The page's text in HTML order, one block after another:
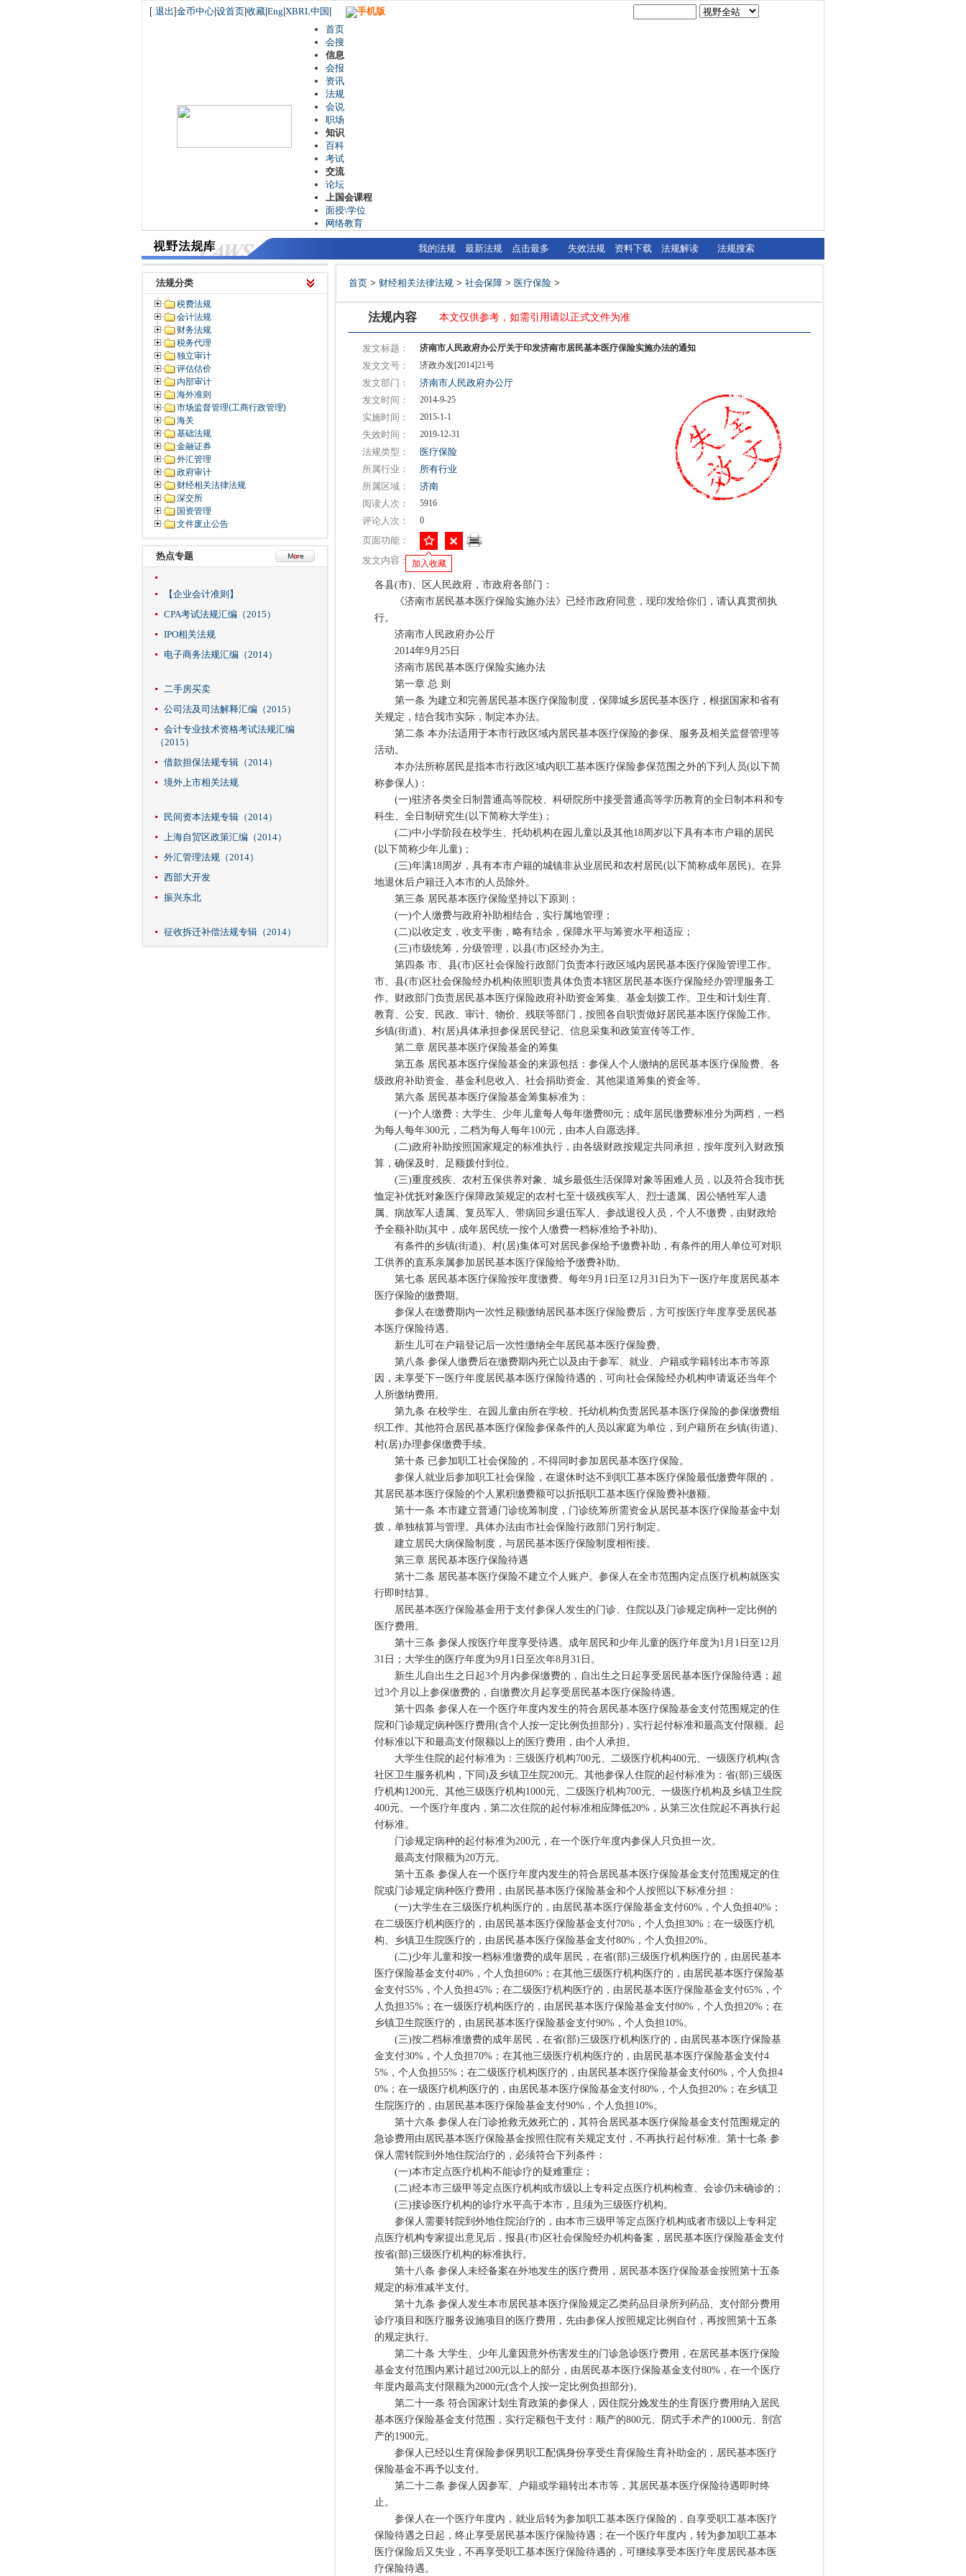
[ 退出]金币中心 设首页 收藏 Eng XBRL中国
手机版
首页
会搜
信息
会报
资讯
法规
会说
职场
知识
百科
考试
交流
论坛
上国会课程
面授\学位
网络教育
我的法规 最新法规 点击最多 失效法规 资料下载 法规解读 法规搜索
法规分类
税费法规
会计法规
财务法规
税务代理
独立审计
评估估价
内部审计
海外准则
市场监督管理(工商行政管理)
海关
基础法规
金融证券
外汇管理
政府审计
财经相关法律法规
深交所
国资管理
文件废止公告
热点专题
【企业会计准则】
CPA考试法规汇编（2015）
IPO相关法规
电子商务法规汇编（2014）
二手房买卖
公司法及司法解释汇编（2015）
会计专业技术资格考试法规汇编
（2015）
借款担保法规专辑（2014）
境外上市相关法规
民间资本法规专辑（2014）
上海自贸区政策汇编（2014）
外汇管理法规（2014）
西部大开发
振兴东北
征收拆迁补偿法规专辑（2014）
首页 > 财经相关法律法规 > 社会保障 > 医疗保险 >
法规内容 本文仅供参考，如需引用请以正式文件为准
发文标题： 济南市人民政府办公厅关于印发济南市居民基本医疗保险实施办法的通知
发文文号： 济政办发[2014]21号
发文部门：
济南市人民政府办公厅
发文时间：
2014-9-25
实施时间： 2015-1-1
失效时间： 2019-12-31
法规类型：
医疗保险
所属行业：
所有行业
所属区域：
济南
阅读人次：
5916
评论人次： 0
页面功能：
加入收藏
发文内容：
各县(市)、区人民政府，市政府各部门：
《济南市居民基本医疗保险实施办法》已经市政府同意，现印发给你们，请认真贯彻执
行。
济南市人民政府办公厅
2014年9月25日
济南市居民基本医疗保险实施办法
第一章 总 则
第一条 为建立和完善居民基本医疗保险制度，保障城乡居民基本医疗，根据国家和省有
关规定，结合我市实际，制定本办法。
第二条 本办法适用于本市行政区域内居民基本医疗保险的参保、服务及相关监督管理等
活动。
本办法所称居民是指本市行政区域内职工基本医疗保险参保范围之外的下列人员(以下简
称参保人)：
(一)驻济各类全日制普通高等院校、科研院所中接受普通高等学历教育的全日制本科和专
科生、全日制研究生(以下简称大学生)；
(二)中小学阶段在校学生、托幼机构在园儿童以及其他18周岁以下具有本市户籍的居民
(以下简称少年儿童)；
(三)年满18周岁，具有本市户籍的城镇非从业居民和农村居民(以下简称成年居民)。在异
地退休后户籍迁入本市的人员除外。
第三条 居民基本医疗保险坚持以下原则：
(一)个人缴费与政府补助相结合，实行属地管理；
(二)以收定支，收支平衡，略有结余，保障水平与筹资水平相适应；
(三)市级统筹，分级管理，以县(市)区经办为主。
第四条 市、县(市)区社会保险行政部门负责本行政区域内居民基本医疗保险管理工作。
市、县(市)区社会保险经办机构依照职责具体负责本辖区居民基本医疗保险经办管理服务工
作。财政部门负责居民基本医疗保险政府补助资金筹集、基金划拨工作。卫生和计划生育、
教育、公安、民政、审计、物价、残联等部门，按照各自职责做好居民基本医疗保险工作。
乡镇(街道)、村(居)具体承担参保居民登记、信息采集和政策宣传等工作。
第二章 居民基本医疗保险基金的筹集
第五条 居民基本医疗保险基金的来源包括：参保人个人缴纳的居民基本医疗保险费、各
级政府补助资金、基金利息收入、社会捐助资金、其他渠道筹集的资金等。
第六条 居民基本医疗保险基金筹集标准为：
(一)个人缴费：大学生、少年儿童每人每年缴费80元；成年居民缴费标准分为两档，一档
为每人每年300元，二档为每人每年100元，由本人自愿选择。
(二)政府补助按照国家规定的标准执行，由各级财政按规定共同承担，按年度列入财政预
算，确保及时、足额拨付到位。
(三)重度残疾、农村五保供养对象、城乡最低生活保障对象等困难人员，以及符合我市抚
恤定补优抚对象医疗保障政策规定的农村七至十级残疾军人、烈士遗属、因公牺牲军人遗
属、病故军人遗属、复员军人、带病回乡退伍军人、参战退役人员，个人不缴费，由财政给
予全额补助(其中，成年居民统一按个人缴费一档标准给予补助)。
有条件的乡镇(街道)、村(居)集体可对居民参保给予缴费补助，有条件的用人单位可对职
工供养的直系亲属参加居民基本医疗保险给予缴费补助。
第七条 居民基本医疗保险按年度缴费。每年9月1日至12月31日为下一医疗年度居民基本
医疗保险的缴费期。
参保人在缴费期内一次性足额缴纳居民基本医疗保险费后，方可按医疗年度享受居民基
本医疗保险待遇。
新生儿可在户籍登记后一次性缴纳全年居民基本医疗保险费。
第八条 参保人缴费后在缴费期内死亡以及由于参军、就业、户籍或学籍转出本市等原
因，未享受下一医疗年度居民基本医疗保险待遇的，可向社会保险经办机构申请返还当年个
人所缴纳费用。
第九条 在校学生、在园儿童由所在学校、托幼机构负责居民基本医疗保险的参保缴费组
织工作。其他符合居民基本医疗保险参保条件的人员以家庭为单位，到户籍所在乡镇(街道)、
村(居)办理参保缴费手续。
第十条 已参加职工社会保险的，不得同时参加居民基本医疗保险。
参保人就业后参加职工社会保险，在退休时达不到职工基本医疗保险最低缴费年限的，
其居民基本医疗保险的个人累积缴费额可以折抵职工基本医疗保险费补缴额。
第十一条 本市建立普通门诊统筹制度，门诊统筹所需资金从居民基本医疗保险基金中划
拨，单独核算与管理。具体办法由市社会保险行政部门另行制定。
建立居民大病保险制度，与居民基本医疗保险制度相衔接。
第三章 居民基本医疗保险待遇
第十二条 居民基本医疗保险不建立个人账户。参保人在全市范围内定点医疗机构就医实
行即时结算。
居民基本医疗保险基金用于支付参保人发生的门诊、住院以及门诊规定病种一定比例的
医疗费用。
第十三条 参保人按医疗年度享受待遇。成年居民和少年儿童的医疗年度为1月1日至12月
31日；大学生的医疗年度为9月1日至次年8月31日。
新生儿自出生之日起3个月内参保缴费的，自出生之日起享受居民基本医疗保险待遇；超
过3个月以上参保缴费的，自缴费次月起享受居民基本医疗保险待遇。
第十四条 参保人在一个医疗年度内发生的符合居民基本医疗保险基金支付范围规定的住
院和门诊规定病种医疗费用(含个人按一定比例负担部分)，实行起付标准和最高支付限额。起
付标准以下和最高支付限额以上的医疗费用，由个人承担。
大学生住院的起付标准为：三级医疗机构700元、二级医疗机构400元、一级医疗机构(含
社区卫生服务机构，下同)及乡镇卫生院200元。其他参保人住院的起付标准为：省(部)三级医
疗机构1200元、其他三级医疗机构1000元、二级医疗机构700元、一级医疗机构及乡镇卫生院
400元。一个医疗年度内，第二次住院的起付标准相应降低20%，从第三次住院起不再执行起
付标准。
门诊规定病种的起付标准为200元，在一个医疗年度内参保人只负担一次。
最高支付限额为20万元。
第十五条 参保人在一个医疗年度内发生的符合居民基本医疗保险基金支付范围规定的住
院或门诊规定病种医疗费用，由居民基本医疗保险基金和个人按照以下标准分担：
(一)大学生在三级医疗机构医疗的，由居民基本医疗保险基金支付60%，个人负担40%；
在二级医疗机构医疗的，由居民基本医疗保险基金支付70%，个人负担30%；在一级医疗机
构、乡镇卫生院医疗的，由居民基本医疗保险基金支付80%，个人负担20%。
(二)少年儿童和按一档标准缴费的成年居民，在省(部)三级医疗机构医疗的，由居民基本
医疗保险基金支付40%，个人负担60%；在其他三级医疗机构医疗的，由居民基本医疗保险基
金支付55%，个人负担45%；在二级医疗机构医疗的，由居民基本医疗保险基金支付65%，个
人负担35%；在一级医疗机构医疗的，由居民基本医疗保险基金支付80%，个人负担20%；在
乡镇卫生院医疗的，由居民基本医疗保险基金支付90%，个人负担10%。
(三)按二档标准缴费的成年居民，在省(部)三级医疗机构医疗的，由居民基本医疗保险基
金支付30%，个人负担70%；在其他三级医疗机构医疗的，由居民基本医疗保险基金支付4
5%，个人负担55%；在二级医疗机构医疗的，由居民基本医疗保险基金支付60%，个人负担4
0%；在一级医疗机构医疗的，由居民基本医疗保险基金支付80%，个人负担20%；在乡镇卫
生院医疗的，由居民基本医疗保险基金支付90%，个人负担10%。
第十六条 参保人在门诊抢救无效死亡的，其符合居民基本医疗保险基金支付范围规定的
急诊费用由居民基本医疗保险基金按照住院有关规定支付，不再执行起付标准。第十七条 参
保人需转院到外地住院治疗的，必须符合下列条件：
(一)本市定点医疗机构不能诊疗的疑难重症；
(二)经本市三级甲等定点医疗机构或市级以上专科定点医疗机构检查、会诊仍未确诊的；
(三)接诊医疗机构的诊疗水平高于本市，且须为三级医疗机构。
参保人需要转院到外地住院治疗的，由本市三级甲等定点医疗机构或者市级以上专科定
点医疗机构专家提出意见后，报县(市)区社会保险经办机构备案，居民基本医疗保险基金支付
按省(部)三级医疗机构的标准执行。
第十八条 参保人未经备案在外地发生的医疗费用，居民基本医疗保险基金按照第十五条
规定的标准减半支付。
第十九条 参保人发生本市居民基本医疗保险规定乙类药品目录所列药品、支付部分费用
诊疗项目和医疗服务设施项目的医疗费用，先由参保人按照规定比例自付，再按照第十五条
的规定执行。
第二十条 大学生、少年儿童因意外伤害发生的门诊急诊医疗费用，在居民基本医疗保险
基金支付范围内累计超过200元以上的部分，由居民基本医疗保险基金支付80%，在一个医疗
年度内最高支付限额为2000元(含个人按一定比例负担部分)。
第二十一条 符合国家计划生育政策的参保人，因住院分娩发生的生育医疗费用纳入居民
基本医疗保险基金支付范围，实行定额包干支付：顺产的800元、阴式手术产的1000元、剖宫
产的1900元。
参保人已经以生育保险参保男职工配偶身份享受生育保险生育补助金的，居民基本医疗
保险基金不再予以支付。
第二十二条 参保人因参军、户籍或学籍转出本市等，其居民基本医疗保险待遇即时终
止。
参保人在一个医疗年度内，就业后转为参加职工基本医疗保险的，自享受职工基本医疗
保险待遇之日起，终止享受居民基本医疗保险待遇；在一个医疗年度内，转为参加职工基本
医疗保险后又失业，不再享受职工基本医疗保险待遇的，可继续享受本医疗年度居民基本医
疗保险待遇。